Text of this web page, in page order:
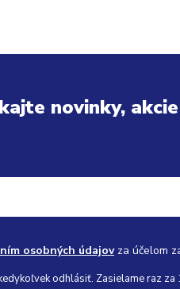
novinky,
osobných údajovza účelom
odhlásiť. Zasielame raz za